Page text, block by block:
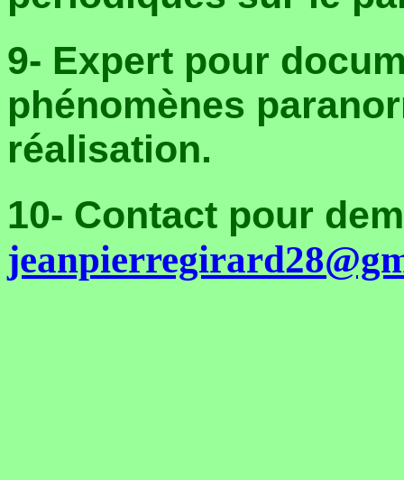
9- Expert pour
phénomènes
réalisation.
10- Contact pour